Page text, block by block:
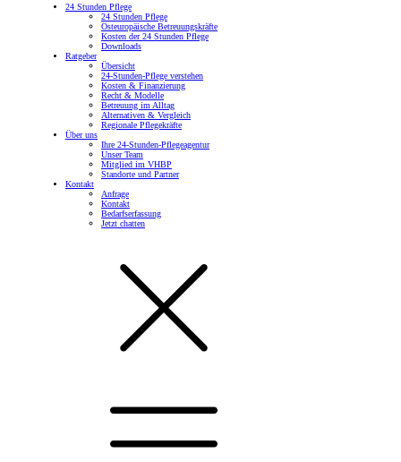
24 Stunden Pflege
24 Stunden Pflege
Osteuropäische Betreuungskräfte
Kosten der 24 Stunden Pflege
Downloads
Ratgeber
Übersicht
24-Stunden-Pflege verstehen
Kosten & Finanzierung
Recht & Modelle
Betreuung im Alltag
Alternativen & Vergleich
Regionale Pflegekräfte
Über uns
Ihre 24-Stunden-Pflegeagentur
Unser Team
Mitglied im VHBP
Standorte und Partner
Kontakt
Anfrage
Kontakt
Bedarfserfassung
Jetzt chatten